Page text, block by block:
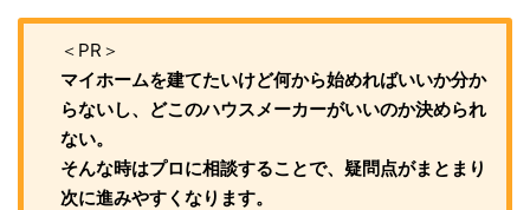
＜PR＞
マイホームを建てたいけど何から始めればいいか分か
らないし、どこのハウスメーカーがいいのか決められ
ない。
そんな時はプロに相談することで、疑問点がまとまり
次に進みやすくなります。